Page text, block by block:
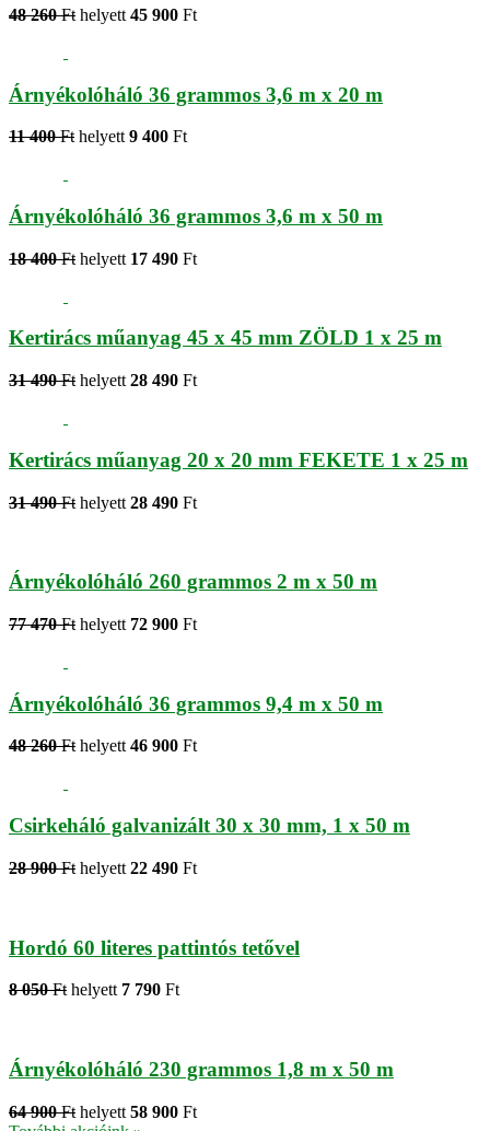
48 260 Ft helyett 45 900 Ft
Árnyékolóháló 36 grammos 3,6 m x 20 m
11 400 Ft helyett 9 400 Ft
Árnyékolóháló 36 grammos 3,6 m x 50 m
18 400 Ft helyett 17 490 Ft
Kertirács műanyag 45 x 45 mm ZÖLD 1 x 25 m
31 490 Ft helyett 28 490 Ft
Kertirács műanyag 20 x 20 mm FEKETE 1 x 25 m
31 490 Ft helyett 28 490 Ft
Árnyékolóháló 260 grammos 2 m x 50 m
77 470 Ft helyett 72 900 Ft
Árnyékolóháló 36 grammos 9,4 m x 50 m
48 260 Fthelyett46 900 Ft
Csirkeháló galvanizált 30 x 30 mm, 1 x 50 m
28 900 Ft helyett 22 490 Ft
Hordó 60 literes pattintós tetővel
8 050 Ft helyett 7 790 Ft
Árnyékolóháló 230 grammos 1,8 m x 50 m
64 900 Ft helyett 58 900 Ft